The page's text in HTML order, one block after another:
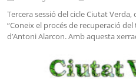
Tercera sessió del cicle Ciutat
“Coneix el procés de recuperació
d’Antoni Alarcon. Amb aquesta